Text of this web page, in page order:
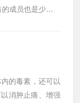
成员也是少数。
的毒素，还可以
消肿止痛、增强